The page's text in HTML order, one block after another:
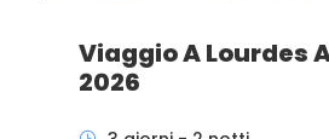
Viaggio A Lourdes
2026